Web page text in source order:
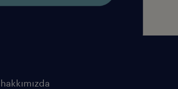
hakkımızda